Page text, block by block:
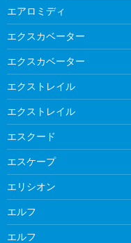
エアロミディ
エクスカベーター
エクスカベーター
エクストレイル
エクストレイル
エスクード
エスケープ
エリシオン
エルフ
エルフ